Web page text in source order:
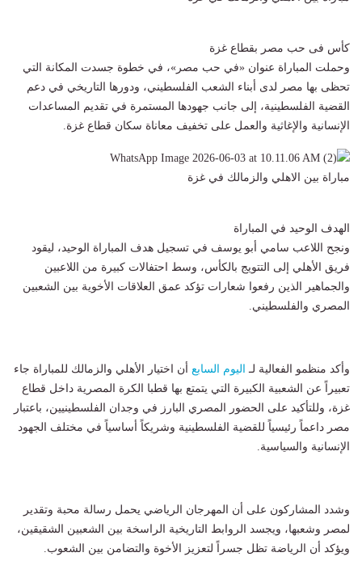
كأس فى حب مصر بقطاع غزة
وحملت المباراة عنوان «في حب مصر»، في خطوة جسدت المكانة التي
تحظى بها مصر لدى أبناء الشعب الفلسطيني، ودورها التاريخي في دعم
القضية الفلسطينية، إلى جانب جهودها المستمرة في تقديم المساعدات
الإنسانية والإغاثية والعمل على تخفيف معاناة سكان قطاع غزة.
مباراة بين الاهلي والزمالك في غزة
الهدف الوحيد في المباراة
ونجح اللاعب سامي أبو يوسف في تسجيل هدف المباراة الوحيد، ليقود
فريق الأهلي إلى التتويج بالكأس، وسط احتفالات كبيرة من اللاعبين
والجماهير الذين رفعوا شعارات تؤكد عمق العلاقات الأخوية بين الشعبين
المصري والفلسطيني.
وأكد منظمو الفعالية لـ اليوم السابع أن اختيار الأهلي والزمالك للمباراة جاء
تعبيراً عن الشعبية الكبيرة التي يتمتع بها قطبا الكرة المصرية داخل قطاع
غزة، وللتأكيد على الحضور المصري البارز في وجدان الفلسطينيين، باعتبار
مصر داعماً رئيسياً للقضية الفلسطينية وشريكاً أساسياً في مختلف الجهود
الإنسانية والسياسية.
وشدد المشاركون على أن المهرجان الرياضي يحمل رسالة محبة وتقدير
لمصر وشعبها، ويجسد الروابط التاريخية الراسخة بين الشعبين الشقيقين،
ويؤكد أن الرياضة تظل جسراً لتعزيز الأخوة والتضامن بين الشعوب.